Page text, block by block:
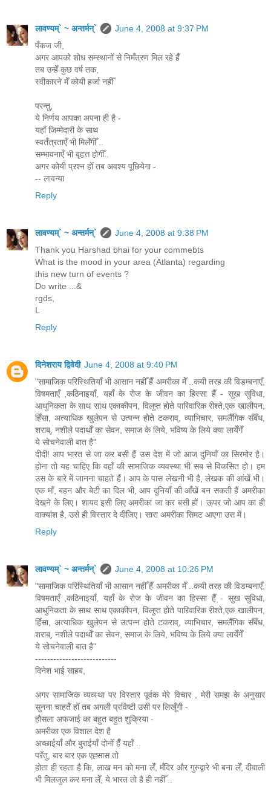
लावण्यम्` ~ अन्तर्मन्`
June 4, 2008 at 9:37 PM
पँकज जी,
अगर आपको शोध सम्स्थानोँ से निमँत्रण मिल रहे हैँ
तब उन्हेँ कुछ वर्ष तक,
स्वीकारने मेँ कोयी हर्जा नहीँ
परन्तु,
ये निर्णय आपका अपना ही है -
यहाँ जिम्मेदारी के साथ
स्वतँत्रताएँ भी मिलेँगीँ ..
सम्भावनाएँ भी बृहत्त होगीँ..
अगर कोयी प्रश्न होँ तब अवश्य पूछियेगा -
-- लावन्या
Reply
लावण्यम्` ~ अन्तर्मन्`
June 4, 2008 at 9:38 PM
Thank you Harshad bhai for your commebts
What is the mood in your area (Atlanta) regarding
this new turn of events ?
Do write ...&
rgds,
L
Reply
दिनेशराय द्विवेदी June 4, 2008 at 9:40 PM
"सामाजिक परिस्थितियाँ भी आसान नहीँ हैँ अमरीका मेँ ..कयी तरह की विडम्बनाएँ,
विषमताएँ ,कठिनाइयाँ, यहाँ के रोज के जीवन का हिस्सा हैँ - सुख सुविधा,
आधुनिकता के साथ साथ एकाकीपन, विलुप्त होते पारिवारिक रीश्ते,एक खालीपन,
हिँसा, अत्याधिक खुलेपन से उत्पन्न होते टकराव्, व्याभिचार, समलैँगिक सँबँध,
शराब्, नशीले पदार्थोँ का सेवन, समाज के लिये, भविष्य के लिये क्या लायेँगेँ
ये सोचनेवाली बात है"
दीदी! आप भारत से जा कर बसी हैं उस देश में जो आज दुनियाँ का सिरमोर है।
होना तो यह चाहिए कि वहाँ की सामाजिक व्यवस्था भी सब से विकसित हो। हम
उस के बारे में जानना चाहते हैं। आप के पास लेखनी भी है, लेखक की आंखें भी।
एक माँ, बहन और बेटी का दिल भी, आप दुनियाँ की आँखें बन सकती हैं अमरीका
देखने के लिए। शायद इसी लिए अमरीका जा कर बसी हों। ऊपर जो आप का ही
वाक्यांश है, उसे ही विस्तार दे दीजिए। सारा अमरीका सिमट आएगा उस में।
Reply
लावण्यम्` ~ अन्तर्मन्`
June 4, 2008 at 10:26 PM
"सामाजिक परिस्थितियाँ भी आसान नहीँ हैँ अमरीका मेँ ..कयी तरह की विडम्बनाएँ,
विषमताएँ ,कठिनाइयाँ, यहाँ के रोज के जीवन का हिस्सा हैँ - सुख सुविधा,
आधुनिकता के साथ साथ एकाकीपन, विलुप्त होते पारिवारिक रीश्ते,एक खालीपन,
हिँसा, अत्याधिक खुलेपन से उत्पन्न होते टकराव्, व्याभिचार, समलैँगिक सँबँध,
शराब्, नशीले पदार्थोँ का सेवन, समाज के लिये, भविष्य के लिये क्या लायेँगेँ
ये सोचनेवाली बात है"
---------------------------
दिनेश भाई साहब,
अगर सामाजिक व्यव्स्था पर विस्तार पूर्वक मेरे विचार , मेरी समझ के अनुसार
सुनना चाहतेँ होँ तब अगली प्रविष्टी उसी पर लिखूँगी -
हौसला अफजाई का बहुत बहुत शुक्रिया -
अमरीका एक विशाल देश है
अच्छाईयाँ और बुराईयाँ दोनोँ हैँ यहाँ ..
परँतु, बार बार एक एह्सास तो
होता ही रहता है कि, लाख मन को मना लेँ, मँदिर और गुरुद्वारे भी बना लेँ, दीवाली
भी मिलजुल कर मना लेँ, ये भारत तो है ही नहीँ ..